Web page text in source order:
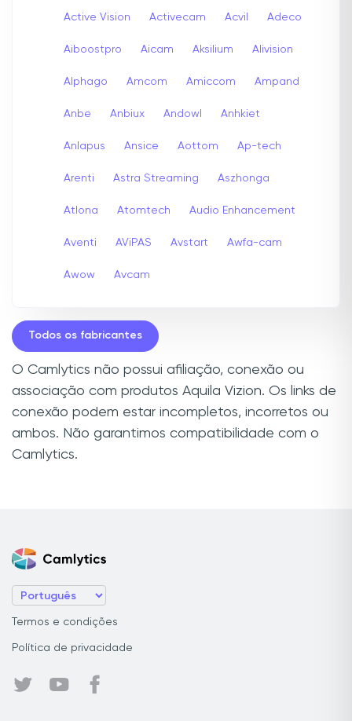
Active Vision Activecam Acvil Adeco
Aiboostpro Aicam Aksilium Alivision
Alphago Amcom Amiccom Ampand
Anbe Anbiux Andowl Anhkiet
Anlapus Ansice Aottom Ap-tech
Arenti Astra Streaming Aszhonga
Atlona Atomtech Audio Enhancement
Aventi AViPAS Avstart Awfa-cam
Awow Avcam
Todos os fabricantes
O Camlytics não possui afiliação, conexão ou
associação com produtos Aquila Vizion. Os links de
conexão podem estar incompletos, incorretos ou
ambos. Não garantimos compatibilidade com o
Camlytics.
Termos e condições
Política de privacidade